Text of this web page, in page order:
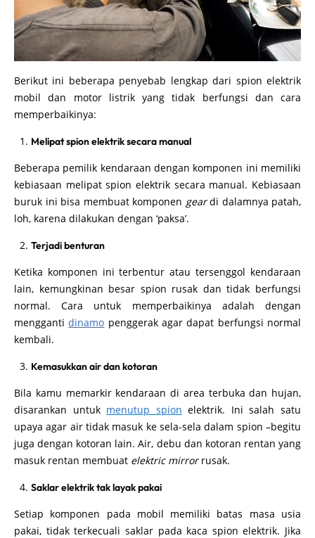
Berikut ini beberapa penyebab lengkap dari spion elektrik
mobil dan motor listrik yang tidak berfungsi dan cara
memperbaikinya:
Melipat spion elektrik secara manual
Beberapa pemilik kendaraan dengan komponen ini memiliki
kebiasaan melipat spion elektrik secara manual. Kebiasaan
buruk ini bisa membuat komponen geardi dalamnya patah,
loh, karena dilakukan dengan ‘paksa’.
Terjadi benturan
Ketika komponen ini terbentur atau tersenggol kendaraan
lain, kemungkinan besar spion rusak dan tidak berfungsi
normal. Cara untuk memperbaikinya adalah dengan
menggantidinamo penggerak agar dapat berfungsi normal
kembali.
Kemasukkan air dan kotoran
Bila kamu memarkir kendaraan di area terbuka dan hujan,
disarankan untuk menutup spion elektrik. Ini salah satu
upaya agar air tidak masuk ke sela-sela dalam spion –begitu
juga dengan kotoran lain. Air, debu dan kotoran rentan yang
masuk rentan membuat elektric mirrorrusak.
Saklar elektrik tak layak pakai
Setiap komponen pada mobil memiliki batas masa usia
pakai, tidak terkecuali saklar pada kaca spion elektrik. Jika